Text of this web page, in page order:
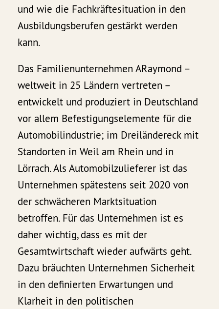
und wie die Fachkräftesituation in den
Ausbildungsberufen gestärkt werden
kann.
Das Familienunternehmen ARaymond –
weltweit in 25 Ländern vertreten –
entwickelt und produziert in Deutschland
vor allem Befestigungselemente für die
Automobilindustrie; im Dreiländereck mit
Standorten in Weil am Rhein und in
Lörrach. Als Automobilzulieferer ist das
Unternehmen spätestens seit 2020 von
der schwächeren Marktsituation
betroffen. Für das Unternehmen ist es
daher wichtig, dass es mit der
Gesamtwirtschaft wieder aufwärts geht.
Dazu bräuchten Unternehmen Sicherheit
in den definierten Erwartungen und
Klarheit in den politischen